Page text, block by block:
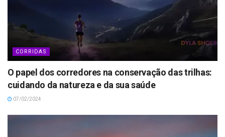
CORRIDAS
O papel dos corredores na conservação das trilhas:
cuidando da natureza e da sua saúde
07/02/2024